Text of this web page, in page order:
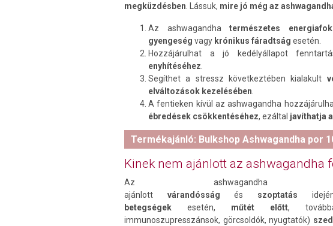
megküzdésben . Lássuk, mire jó még az
Az ashwagandhatermészetes
gyengeség vagy krónikus fáradtság esetén.
Hozzájárulhat a jó kedélyállapot
enyhítéséhez
Segíthet a stressz következtében kialakult
elváltozások kezelésében
A fentieken kívül az ashwagandha
ébredések csökkentéséhez, ezáltal javíthatja
Termékajánló: Bulkshop Ashwagandha por
Kinek nem ajánlott az ashwagandha
Az ashwagandha
ajánlott várandósságés szoptatás
betegségek esetén, műtét előtt,
immunoszupresszánsok, görcsoldók, nyugtatók)